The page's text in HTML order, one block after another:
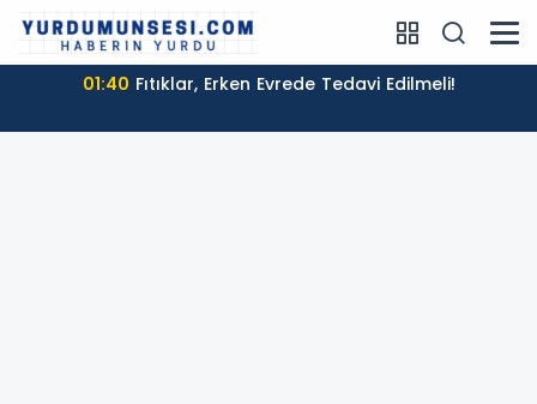
01:40 Fıtıklar, Erken Evrede Tedavi Edilmeli!